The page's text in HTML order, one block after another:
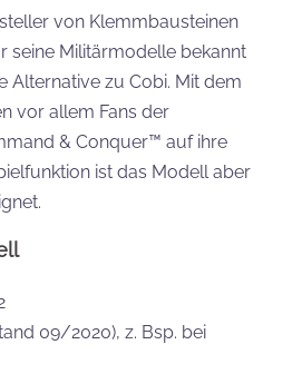
von Klemmbausteinen
seine Militärmodelle bekannt
Alternative zu Cobi. Mit dem
vor allem Fans der
& Conquer™ auf ihre
ist das Modell aber
09/2020), z. Bsp. bei